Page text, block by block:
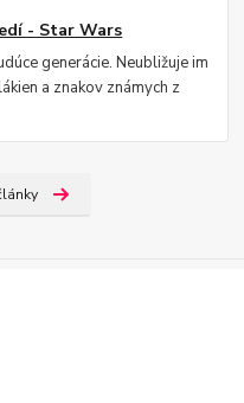
- Star Wars
generácie. Neubližuje im
a znakov známych z